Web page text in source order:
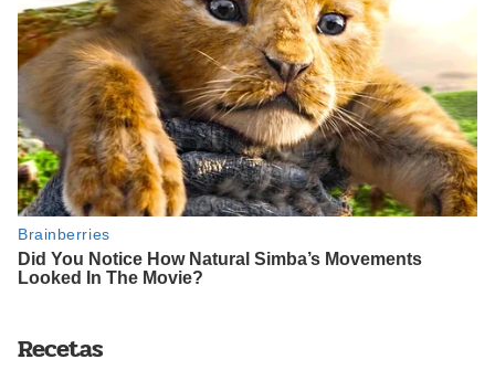
Recetas